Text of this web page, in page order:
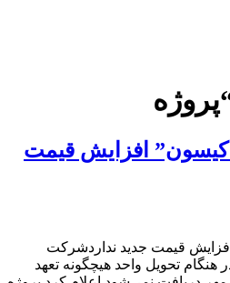
افزایش قیمت
قیمت جدید نداردشرکت
هنگام تحویل واحد هیچگونه تعهد